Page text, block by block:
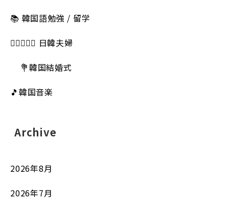
📚 韓国語勉強 / 留学
👩🏻‍❤️‍👨🏻 日韓夫婦
💐韓国結婚式
🎵韓国音楽
Archive
2026年8月
2026年7月